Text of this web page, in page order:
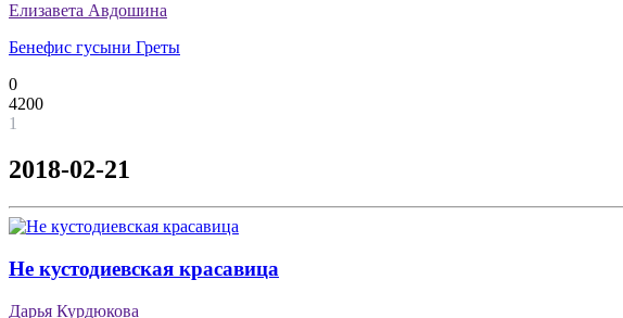
Елизавета Авдошина
Бенефис гусыни Греты
0
4200
1
2018-02-21
Не кустодиевская красавица
Дарья Курдюкова